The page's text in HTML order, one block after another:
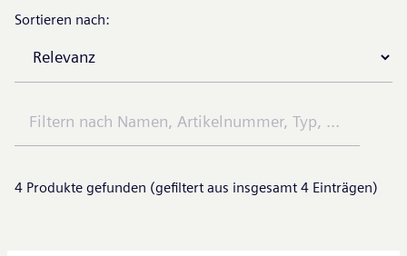
Sortieren nach:
4 Produkte gefunden (gefiltert aus insgesamt 4 Einträgen)